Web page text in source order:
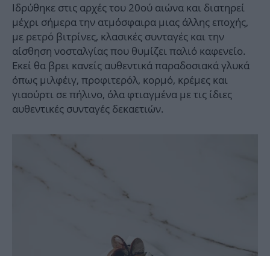
Ιδρύθηκε στις αρχές του 20ού αιώνα και διατηρεί
μέχρι σήμερα την ατμόσφαιρα μιας άλλης εποχής,
με ρετρό βιτρίνες, κλασικές συνταγές και την
αίσθηση νοσταλγίας που θυμίζει παλιό καφενείο.
Εκεί θα βρει κανείς αυθεντικά παραδοσιακά γλυκά
όπως μιλφέιγ, προφιτερόλ, κορμό, κρέμες και
γιαούρτι σε πήλινο, όλα φτιαγμένα με τις ίδιες
αυθεντικές συνταγές δεκαετιών.